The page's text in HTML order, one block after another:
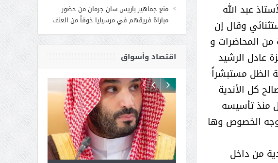
عبد الله
وقال إن
من المحاضرات و
عادل الرشيد
الظل مستبشراً
كل الأندية
منذ تأسيسه
الخصوص وها
من داخل
منع جماهير باريس سان جرمان من حضور
مباراة فريقهم في مرسيليا خوفاً من العنف
اقتصاد وأسواق